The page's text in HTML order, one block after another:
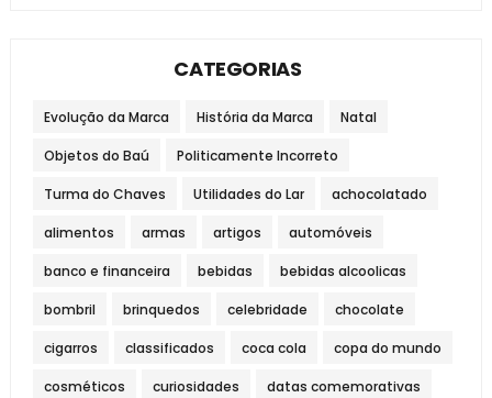
CATEGORIAS
Evolução da Marca História da Marca Natal
Objetos do Baú Politicamente Incorreto
Turma do Chaves Utilidades do Lar achocolatado
alimentos armas artigos automóveis
banco e financeira bebidas bebidas alcoolicas
bombril brinquedos celebridade chocolate
cigarros classificados coca cola copa do mundo
cosméticos curiosidades datas comemorativas